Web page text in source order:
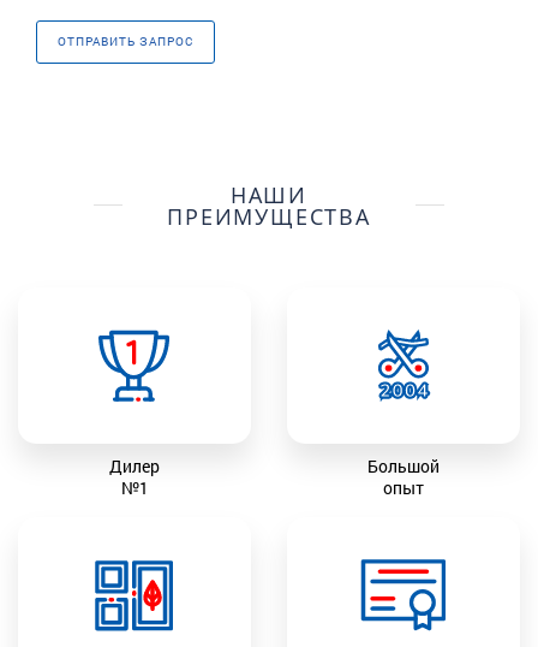
ОТПРАВИТЬ ЗАПРОС
НАШИ
ПРЕИМУЩЕСТВА
Дилер
№1
Большой
опыт